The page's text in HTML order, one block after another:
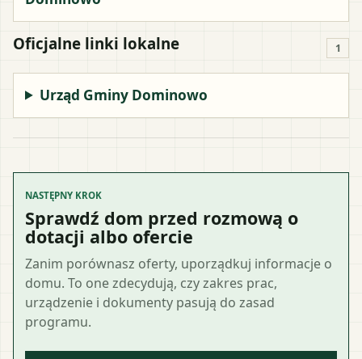
Oficjalne linki lokalne 1
Urząd Gminy Dominowo
NASTĘPNY KROK
Sprawdź dom przed rozmową o
dotacji albo ofercie
Zanim porównasz oferty, uporządkuj informacje o
domu. To one zdecydują, czy zakres prac,
urządzenie i dokumenty pasują do zasad
programu.